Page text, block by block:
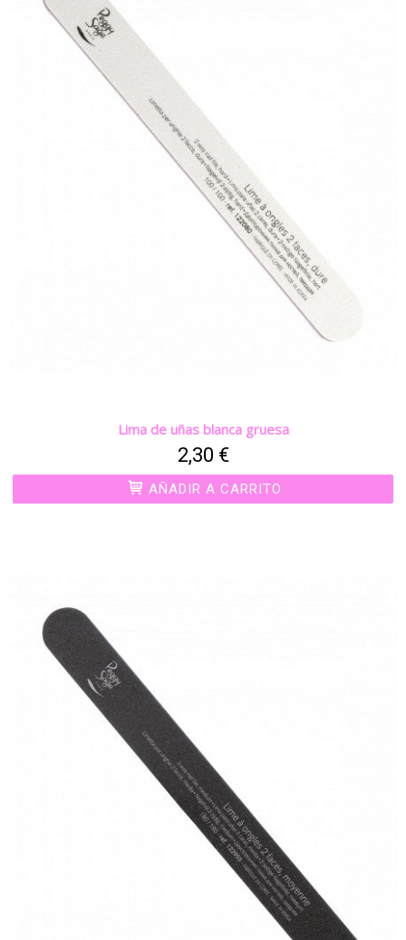
Lima de uñas blanca gruesa
2,30 €
AÑADIR A CARRITO